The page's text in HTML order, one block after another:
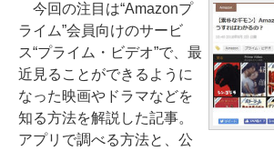
今回の注目は“Amazonプ
ライム”会員向けのサービ
ス“プライム・ビデオ”で、最
近見ることができるように
なった映画やドラマなどを
知る方法を解説した記事。
アプリで調べる方法と、公